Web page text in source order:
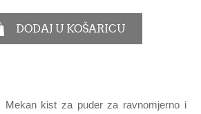
Mekan kist za puder za ravnomjerno i